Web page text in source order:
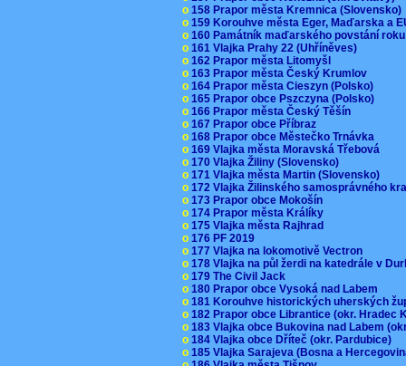
o 158 Prapor města Kremnica (Slovensko)
o 159 Korouhve města Eger, Maďarska a
o 160 Památník maďarského povstání
o 161 Vlajka Prahy 22 (Uhříněves)
o 162 Prapor města Litomyšl
o 163 Prapor města Český Krumlov
o 164 Prapor města Cieszyn (Polsko)
o 165 Prapor obce Pszczyna (Polsko)
o 166 Prapor města Český Těšín
o 167 Prapor obce Příbraz
o 168 Prapor obce Městečko Trnávka
o 169 Vlajka města Moravská Třebová
o 170 Vlajka Žiliny (Slovensko)
o 171 Vlajka města Martin (Slovensko)
o 172 Vlajka Žilinského samosprávného
o 173 Prapor obce Mokošín
o 174 Prapor města Králíky
o 175 Vlajka města Rajhrad
o 176 PF 2019
o 177 Vlajka na lokomotivě Vectron
o 178 Vlajka na půl žerdi na katedrále v
o 179 The Civil Jack
o 180 Prapor obce Vysoká nad Labem
o 181 Korouhve historických uherských
o 182 Prapor obce Librantice (okr. Hradec
o 183 Vlajka obce Bukovina nad Labem
o 184 Vlajka obce Dříteč (okr. Pardubice)
o 185 Vlajka Sarajeva (Bosna a